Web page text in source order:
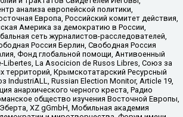
анализа европейской политики,
Европа, Российский комитет действия,
Америка за демократию в России,
сеть журналистов-расследователей,
Россия Берлин, Свободная Россия
Фонд глобальной помощи, Антивоенный
Libertes, La Asocicion de Rusos Libres, Союз за
территорий, Крымскотатарский Ресурсный
IndustriALL, Russian Election Monitor, Article 19,
анархического черного креста, Радио
общество изучения Восточной Европы,
XZ gGmbH, Мобильная академия